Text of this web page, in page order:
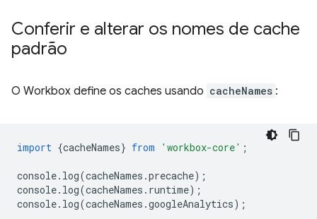
Conferir e alterar os nomes de cache
padrão
O Workbox define os caches usando cacheNames :
import {cacheNames} from 'workbox-core' ;
console. log(cacheNames .precache);
console. log(cacheNames . runtime);
console. log(cacheNames .googleAnalytics);